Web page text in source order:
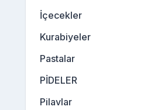
İçecekler
Kurabiyeler
Pastalar
PİDELER
Pilavlar